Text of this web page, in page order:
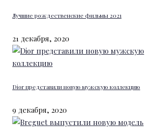
Лучшие рождественские фильмы 2021
21 декабря, 2020
Dior представили новую мужскую коллекцию
9 декабря, 2020